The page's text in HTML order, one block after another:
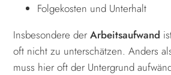
Folgekosten und Unterhalt
Insbesondere derArbeitsaufwand
oft nicht zu unterschätzen. Anders
muss hier oft der Untergrund